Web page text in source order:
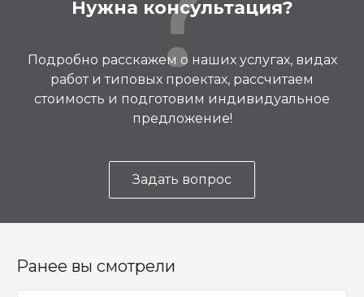
Нужна консультация?
Подробно расскажем о наших услугах, видах
работ и типовых проектах, рассчитаем
стоимость и подготовим индивидуальное
предложение!
Задать вопрос
Ранее вы смотрели